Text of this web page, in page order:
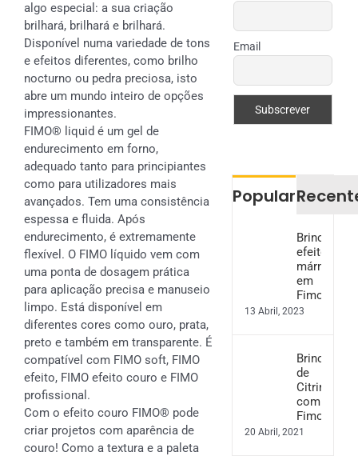
algo especial: a sua criação
brilhará, brilhará e brilhará.
Disponível numa variedade de tons
e efeitos diferentes, como brilho
nocturno ou pedra preciosa, isto
abre um mundo inteiro de opções
impressionantes.
FIMO® liquid é um gel de
endurecimento em forno,
adequado tanto para principiantes
como para utilizadores mais
avançados. Tem uma consistência
espessa e fluida. Após
endurecimento, é extremamente
flexível. O FIMO líquido vem com
uma ponta de dosagem prática
para aplicação precisa e manuseio
limpo. Está disponível em
diferentes cores como ouro, prata,
preto e também em transparente. É
compatível com FIMO soft, FIMO
efeito, FIMO efeito couro e FIMO
profissional.
Com o efeito couro FIMO® pode
criar projetos com aparência de
couro! Como a textura e a paleta
Email
Popular
Brincos
efeito
mármore
em
Fimo
13 Abril, 2023
Brincos
de
Citrinos
com
Fimo
20 Abril, 2021